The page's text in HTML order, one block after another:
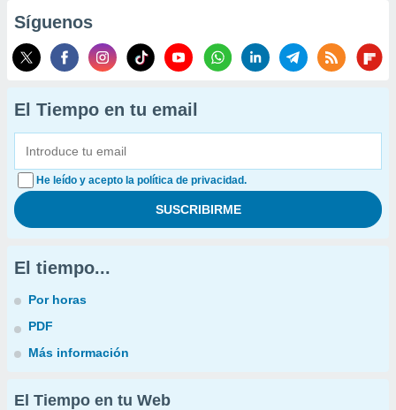
Síguenos
El Tiempo en tu email
He leído y acepto la política de privacidad.
El tiempo...
Por horas
PDF
Más información
El Tiempo en tu Web